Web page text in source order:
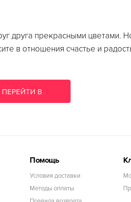
друга прекрасными цветами.
в отношения счастье и
ПЕРЕЙТИ В
Помощь
Условия доставки
Методы оплаты